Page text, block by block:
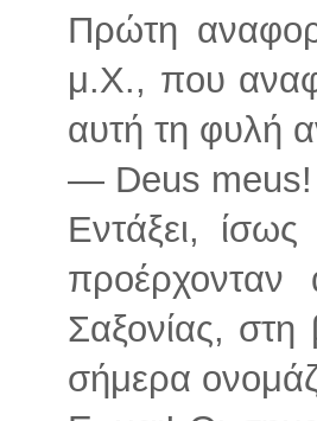
Πρώτη
μ.Χ., που
αυτή τη φυλή
— Deus
Εντάξει,
Σαξονίας,
σήμερα